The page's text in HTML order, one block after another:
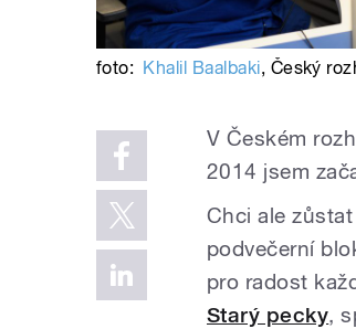
foto: Khalil Baalbaki, Český
V Českém
2014 jsem
Chci ale
podvečerní
pro radost
Starý pecky,